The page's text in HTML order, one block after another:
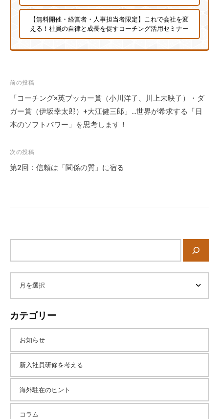
【無料開催・経営者・人事担当者限定】これで会社を変
える！社員の自律と成長を促すコーチング活用セミナー
投
稿
ナ
ビ
ー
シ
前の投稿
「コーチング×英ブッカー賞（小川洋子、川上未映子）・ダ
ガー賞（伊坂幸太郎）+大江健三郎」…世界が希求する「日
本のソフトパワー」を思考します！
次の投稿
第2回：信頼は「関係の質」に宿る
索
ー
カテゴリー
お知らせ
新入社員研修を考える
海外駐在のヒント
コラム